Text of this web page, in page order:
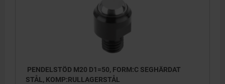
PENDELSTÖD M20 D1=50, FORM:C SEGHÄRDAT
STÅL, KOMP:RULLAGERSTÅL